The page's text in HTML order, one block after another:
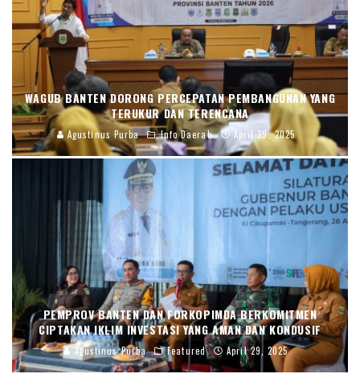
WAGUB BANTEN DORONG PERCEPATAN PEMBANGUNAN YANG
TERUKUR DAN TERENCANA
Agustinus Purba Info Daerah April 29, 2025
PEMPROV BANTEN DAN FORKOPIMDA BERKOMITMEN
CIPTAKAN IKLIM INVESTASI YANG AMAN DAN KONDUSIF
Agustinus Purba Featured April 29, 2025